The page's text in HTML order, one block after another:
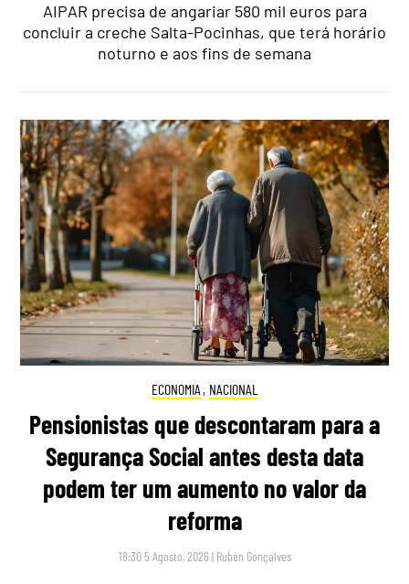
AIPAR precisa de angariar 580 mil euros para
concluir a creche Salta-Pocinhas, que terá horário
noturno e aos fins de semana
ECONOMIA , NACIONAL
Pensionistas que descontaram para a
Segurança Social antes desta data
podem ter um aumento no valor da
reforma
18:30 5 Agosto, 2026 | Rubén Gonçalves